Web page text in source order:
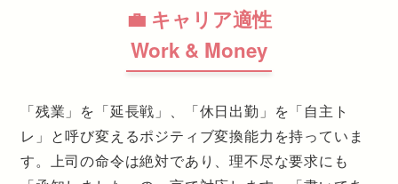
💼 キャリア適性
Work & Money
「残業」を「延長戦」、「休日出勤」を「自主ト
レ」と呼び変えるポジティブ変換能力を持っていま
す。上司の命令は絶対であり、理不尽な要求にも